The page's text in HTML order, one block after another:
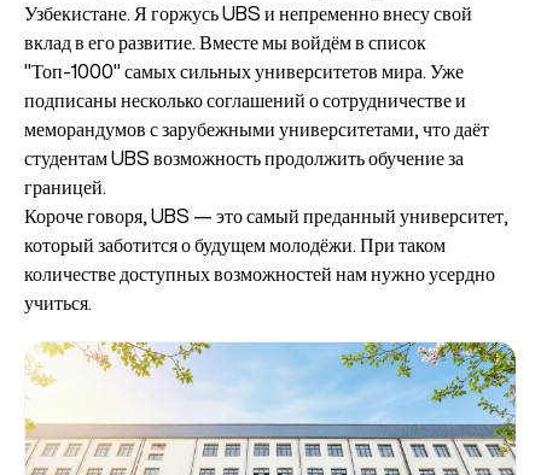
Узбекистане. Я горжусь UBS и непременно внесу свой
вклад в его развитие. Вместе мы войдём в список
"Топ-1000" самых сильных университетов мира. Уже
подписаны несколько соглашений о сотрудничестве и
меморандумов с зарубежными университетами, что даёт
студентам UBS возможность продолжить обучение за
границей.
Короче говоря, UBS — это самый преданный университет,
который заботится о будущем молодёжи. При таком
количестве доступных возможностей нам нужно усердно
учиться.